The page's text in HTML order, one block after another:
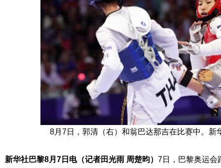
8月7日，郭清（右）和翁巴达那吉在比赛中。新
新华社巴黎8月7日电（记者田光雨 周楚昀） 7日，巴黎奥运会